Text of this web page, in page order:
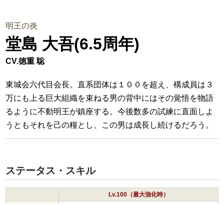
明王の炎
堂島 大吾(6.5周年)
CV.徳重 聡
東城会六代目会長。直系団体は１００を超え、構成員は３
万にも上る巨大組織を束ねる男の背中にはその覚悟を物語
るように不動明王が鎮座する。今後数多の試練に直面しよ
うともそれを己の糧とし、この男は成長し続けるだろう。
ステータス・スキル
Lv.100（最大強化時）